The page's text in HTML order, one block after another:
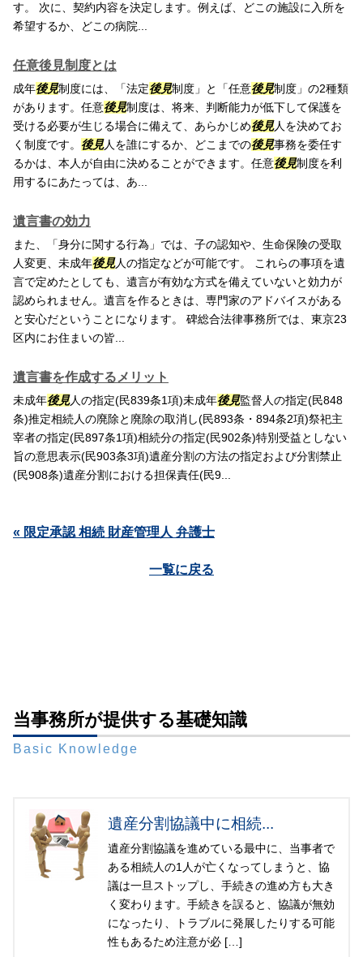
す。 次に、契約内容を決定します。例えば、どこの施設に入所を
希望するか、どこの病院...
任意後見制度とは
成年後見制度には、「法定後見制度」と「任意後見制度」の2種類
があります。任意後見制度は、将来、判断能力が低下して保護を
受ける必要が生じる場合に備えて、あらかじめ後見人を決めてお
く制度です。 後見人を誰にするか、どこまでの後見事務を委任す
るかは、本人が自由に決めることができます。任意後見制度を利
用するにあたっては、あ...
遺言書の効力
また、「身分に関する行為」では、子の認知や、生命保険の受取
人変更、未成年後見人の指定などが可能です。 これらの事項を遺
言で定めたとしても、遺言が有効な方式を備えていないと効力が
認められません。遺言を作るときは、専門家のアドバイスがある
と安心だということになります。 碑総合法律事務所では、東京23
区内にお住まいの皆...
遺言書を作成するメリット
未成年後見人の指定(民839条1項)未成年後見監督人の指定(民848
条)推定相続人の廃除と廃除の取消し(民893条・894条2項)祭祀主
宰者の指定(民897条1項)相続分の指定(民902条)特別受益としない
旨の意思表示(民903条3項)遺産分割の方法の指定および分割禁止
(民908条)遺産分割における担保責任(民9...
« 限定承認 相続 財産管理人 弁護士
一覧に戻る
当事務所が提供する基礎知識
Basic Knowledge
遺産分割協議中に相続...
遺産分割協議を進めている最中に、当事者で
ある相続人の1人が亡くなってしまうと、協
議は一旦ストップし、手続きの進め方も大き
く変わります。手続きを誤ると、協議が無効
になったり、トラブルに発展したりする可能
性もあるため注意が必 […]